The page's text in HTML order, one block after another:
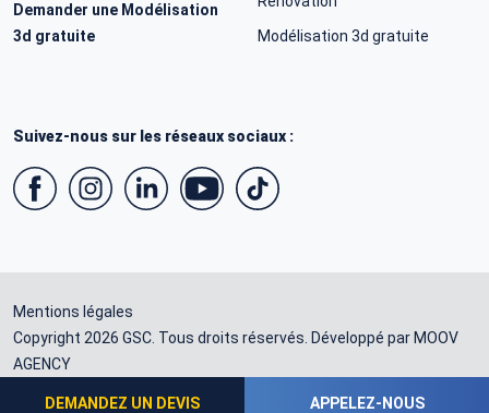
DEMANDEZ UN DEVIS APPELEZ-NOUS
Demander une Modélisation
3d gratuite
Modélisation 3d gratuite
Suivez-nous sur les réseaux sociaux :
Mentions légales
Copyright 2026 GSC. Tous droits réservés. Développé parMOOV
AGENCY